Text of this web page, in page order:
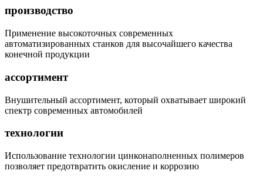
производство
Применение высокоточных современных
автоматизированных станков для высочайшего качества
конечной продукции
ассортимент
Внушительный ассортимент, который охватывает широкий
спектр современных автомобилей
технологии
Использование технологии цинконаполненных полимеров
позволяет предотвратить окисление и коррозию